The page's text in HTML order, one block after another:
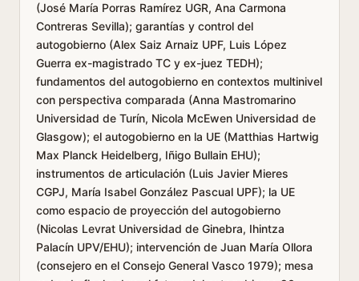
(José María Porras Ramírez UGR, Ana Carmona
Contreras Sevilla); garantías y control del
autogobierno (Alex Saiz Arnaiz UPF, Luis López
Guerra ex-magistrado TC y ex-juez TEDH);
fundamentos del autogobierno en contextos multinivel
con perspectiva comparada (Anna Mastromarino
Universidad de Turín, Nicola McEwen Universidad de
Glasgow); el autogobierno en la UE (Matthias Hartwig
Max Planck Heidelberg, Iñigo Bullain EHU);
instrumentos de articulación (Luis Javier Mieres
CGPJ, María Isabel González Pascual UPF); la UE
como espacio de proyección del autogobierno
(Nicolas Levrat Universidad de Ginebra, Ihintza
Palacín UPV/EHU); intervención de Juan María Ollora
(consejero en el Consejo General Vasco 1979); mesa